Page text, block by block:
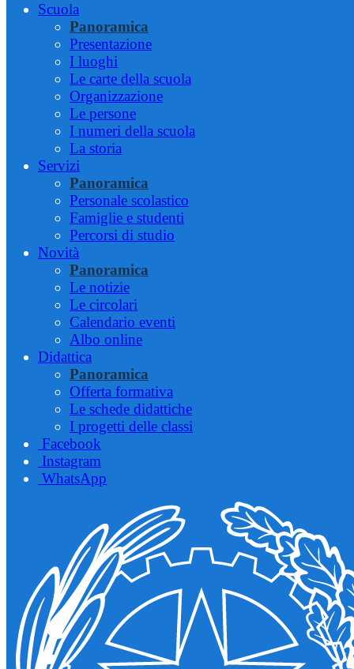
Scuola
Panoramica
Presentazione
I luoghi
Le carte della scuola
Organizzazione
Le persone
I numeri della scuola
La storia
Servizi
Panoramica
Personale scolastico
Famiglie e studenti
Percorsi di studio
Novità
Panoramica
Le notizie
Le circolari
Calendario eventi
Albo online
Didattica
Panoramica
Offerta formativa
Le schede didattiche
I progetti delle classi
Facebook
Instagram
WhatsApp